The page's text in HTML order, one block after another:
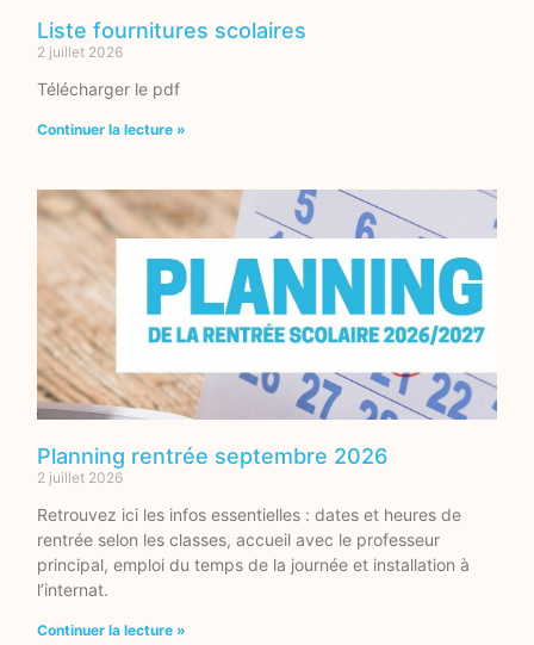
Liste fournitures scolaires
2 juillet 2026
Télécharger le pdf
Continuer la lecture »
Planning rentrée septembre 2026
2 juillet 2026
Retrouvez ici les infos essentielles : dates et heures de
rentrée selon les classes, accueil avec le professeur
principal, emploi du temps de la journée et installation à
l’internat.
Continuer la lecture »